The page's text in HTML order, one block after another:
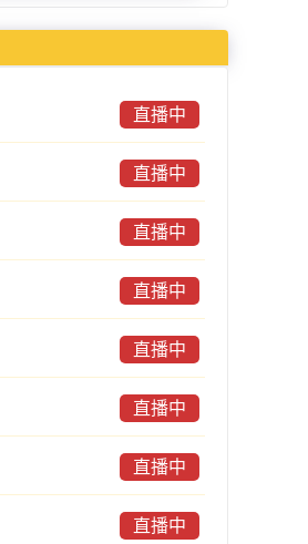
直播中
直播中
直播中
直播中
直播中
直播中
直播中
直播中